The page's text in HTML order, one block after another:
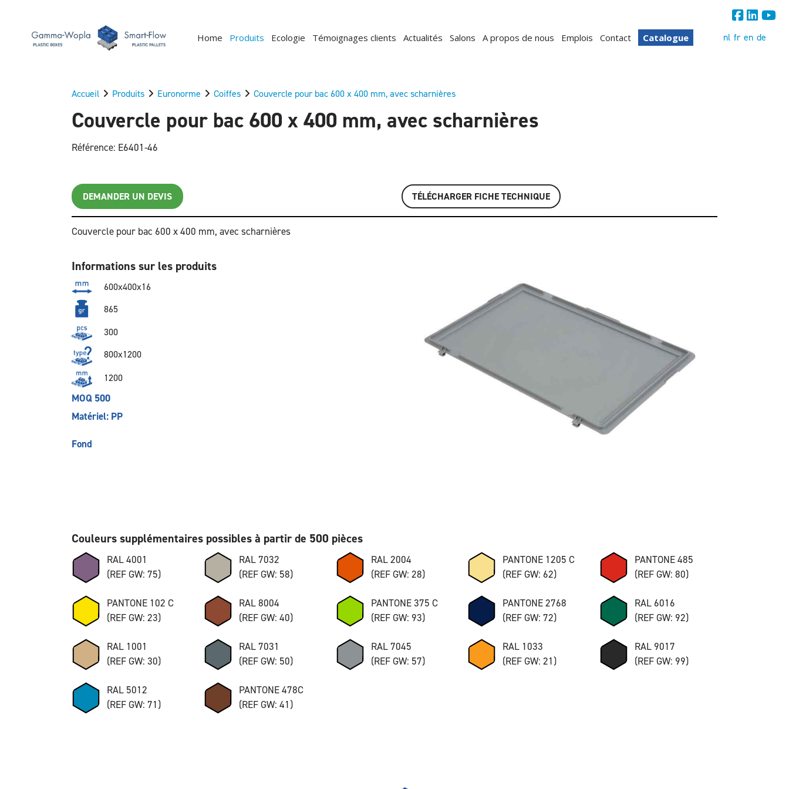
Home Produits Ecologie Témoignages clients Actualités Salons A propos de nous Emplois Contact Catalogue nl fr en de
Accueil Produits Euronorme Coiffes Couvercle pour bac 600 x 400 mm, avec scharnières
Couvercle pour bac 600 x 400 mm, avec scharnières
Référence: E6401-46
DEMANDER UN DEVIS TÉLÉCHARGER FICHE TECHNIQUE
Couvercle pour bac 600 x 400 mm, avec scharnières
Informations sur les produits
600x400x16
865
300
800x1200
1200
MOQ 500
Matériel: PP
Fond
Couleurs supplémentaires possibles à partir de 500 pièces
RAL 4001
(REF GW: 75)
RAL 7032
(REF GW: 58)
RAL 2004
(REF GW: 28)
PANTONE 1205 C
(REF GW: 62)
PANTONE 485
(REF GW: 80)
PANTONE 102 C
(REF GW: 23)
RAL 8004
(REF GW: 40)
PANTONE 375 C
(REF GW: 93)
PANTONE 2768
(REF GW: 72)
RAL 6016
(REF GW: 92)
RAL 1001
(REF GW: 30)
RAL 7031
(REF GW: 50)
RAL 7045
(REF GW: 57)
RAL 1033
(REF GW: 21)
RAL 9017
(REF GW: 99)
RAL 5012
(REF GW: 71)
PANTONE 478C
(REF GW: 41)